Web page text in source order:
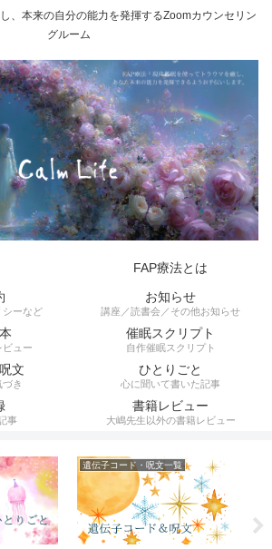
、本来の自分の能力を発揮するZoomカウンセリン
グルーム
FAP療法とは
シーなど
お知らせ
講座／読書会／その他お知らせ
ュー
催眠スクリプト
自作催眠スクリプト
文
き
ひとりごと
心に聞いて書いた記事
事
書籍レビュー
大嶋先生以外の書籍レビュー
遺伝子コード・呪文一覧